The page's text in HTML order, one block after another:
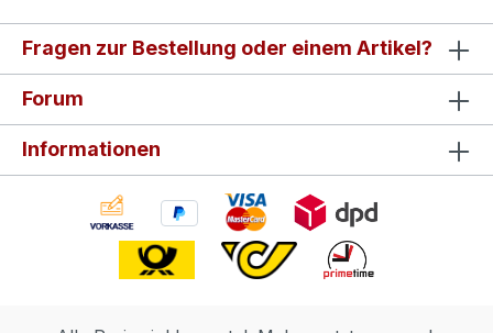
Fragen zur Bestellung oder einem Artikel?
Forum
Informationen